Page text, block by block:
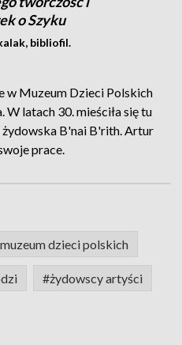
o Szyku
bibliofil.
w Muzeum Dzieci Polskich
W latach 30. mieściła się tu
B'nai B'rith. Artur
prace.
dzieci polskich
#żydowscy artyści